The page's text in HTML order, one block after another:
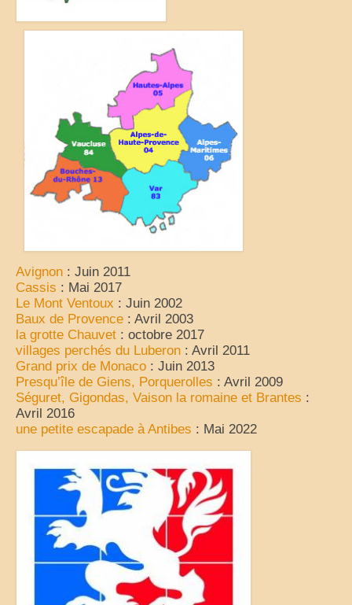
Avignon : Juin 2011
Cassis : Mai 2017
Le Mont Ventoux : Juin 2002
Baux de Provence : Avril 2003
la grotte Chauvet : octobre 2017
villages perchés du Luberon : Avril 2011
Grand prix de Monaco : Juin 2013
Presqu’île de Giens, Porquerolles : Avril 2009
Séguret, Gigondas, Vaison la romaine et Brantes :
Avril 2016
une petite escapade à Antibes : Mai 2022